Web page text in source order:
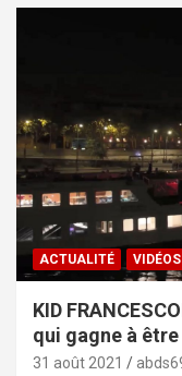
ACTUALITÉ
KID
qui gagne à
31 août 2021